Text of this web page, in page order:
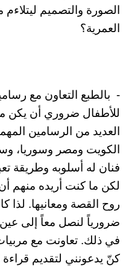
الصورة والتصميم
العمرية؟
- بالطبع التعاون مع
للأطفال ضروري أن يكن
العديد من الرسامين
الكويت ومصر وسوريا،
فنان له أسلوبه وطريقة
لكن ما كنت أريده منهم
روح القصة ومعانيها. لذا
ضرورياً لنصل معاً إلى
في ذلك. تعاونت مع
كنّ يدعونني لتقديم